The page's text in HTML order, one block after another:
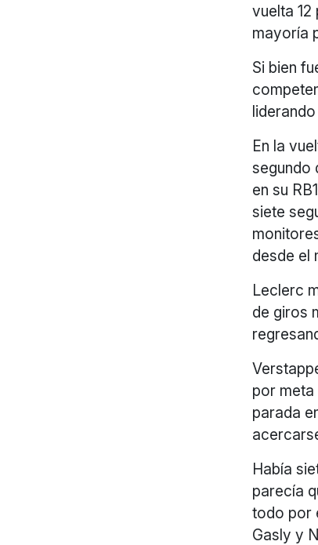
vuelta
mayoría
Si bien
En la
segundo
en su
siete
desde el
Leclerc
de giros
por meta
parada
Había
parecía
todo por
Gasly y